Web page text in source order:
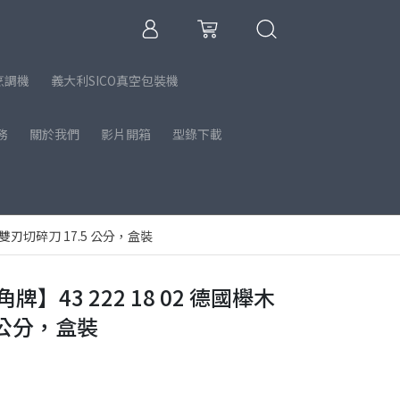
調機 義大利SICO真空包裝機
關於我們 影片開箱 型錄下載
刃切碎刀 17.5 公分，盒裝
牌】43 222 18 02 德國櫸木
分，盒裝